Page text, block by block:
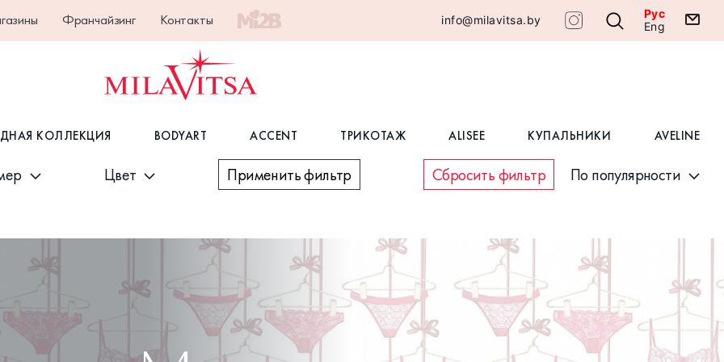
Франчайзинг Контакты info@milavitsa.by
Рус
Eng
КОЛЛЕКЦИЯ BODYART ACCENT ТРИКОТАЖ ALISEE КУПАЛЬНИКИ AVELINE
Применить фильтр Сбросить фильтр По популярности